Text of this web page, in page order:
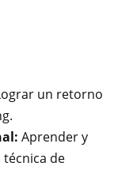
un retorno
Aprender y
de